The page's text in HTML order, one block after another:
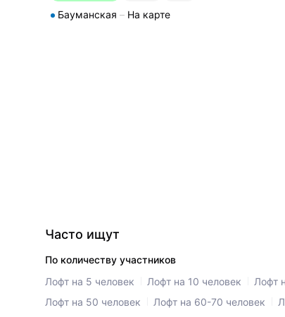
Бауманская На карте
Часто ищут
По количеству участников
Лофт на 5 человек
Лофт на 10 человек Лофт
Лофт на 50 человек
Лофт на 60-70 человек